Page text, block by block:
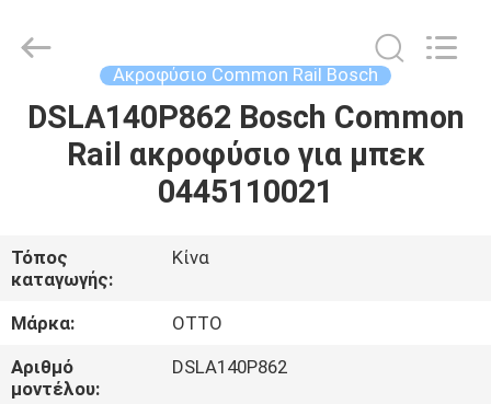
ΣΠΊΤΙ
ΣΧΕΤΙΚΆ
ΜΕ
ΕΜΆΣ
AUTO
PARTS
Reserved.
Ακροφύσιο Common Rail Bosch
DSLA140P862 Bosch Common
Rail ακροφύσιο για μπεκ
0445110021
Τόπος
καταγωγής:
Κίνα
Μάρκα:
OTTO
Αριθμό
μοντέλου:
DSLA140P862